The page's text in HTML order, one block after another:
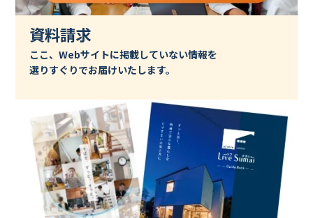
資料請求
ここ、Webサイトに掲載していない情報を
選りすぐりでお届けいたします。